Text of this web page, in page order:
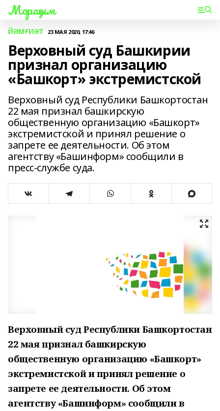
Мораҙым
ЙӘМҒИӘТ 23 МАЯ 2020, 17:46
Верховный суд Башкирии
признал организацию
«Башкорт» экстремистской
Верховный суд Республики Башкортостан
22 мая признал башкирскую
общественную организацию «Башкорт»
экстремистской и принял решение о
запрете ее деятельности. Об этом
агентству «Башинформ» сообщили в
пресс-службе суда.
Верховный суд Республики Башкортостан
22 мая признал башкирскую
общественную организацию «Башкорт»
экстремистской и принял решение о
запрете ее деятельности. Об этом
агентству «Башинформ» сообщили в